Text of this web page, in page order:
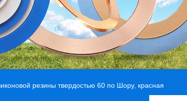
резины твердостью 60 по Шору, красная